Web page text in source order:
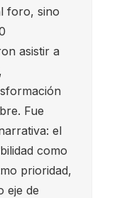
foro, sino
asistir a
Fue
el
como
prioridad,
eje de